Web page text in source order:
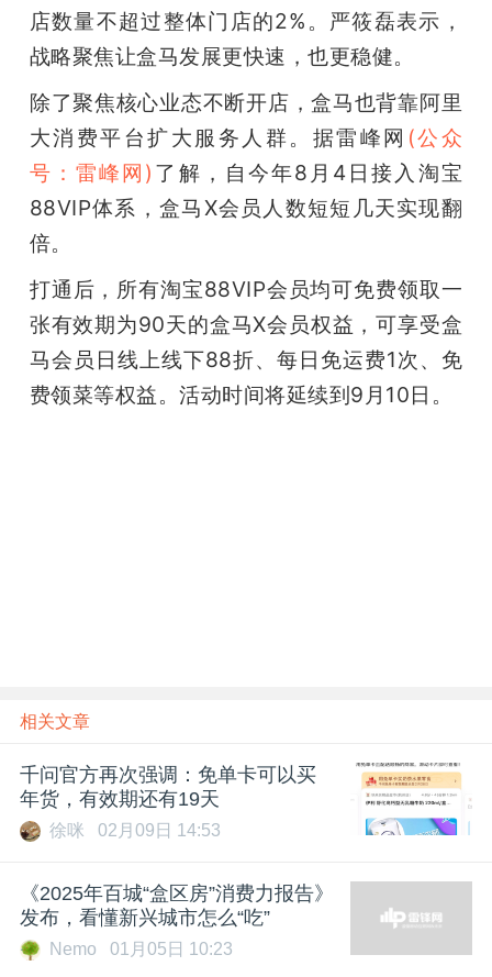
题
爱
搞
店数量不超过整体门店的2%。严筱磊表示，
战略聚焦让盒马发展更快速，也更稳健。
除了聚焦核心业态不断开店，盒马也背靠阿里
大消费平台扩大服务人群。据雷峰网 (公众
号：雷峰网) 了解，自今年8月4日接入淘宝
88VIP体系，盒马X会员人数短短几天实现翻
倍。
打通后，所有淘宝88VIP会员均可免费领取一
张有效期为90天的盒马X会员权益，可享受盒
马会员日线上线下88折、每日免运费1次、免
费领菜等权益。活动时间将延续到9月10日。
相关文章
千问官方再次强调：免单卡可以买
年货，有效期还有19天
徐咪 02月09日 14:53
《2025年百城“盒区房”消费力报告》
发布，看懂新兴城市怎么“吃”
Nemo 01月05日 10:23